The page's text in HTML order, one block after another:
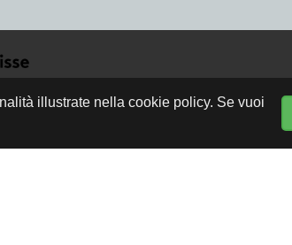
illustrate nella cookie policy. Se vuoi